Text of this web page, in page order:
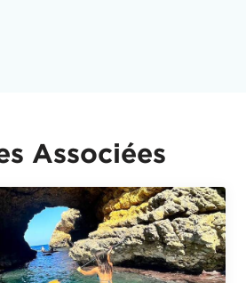
Associées